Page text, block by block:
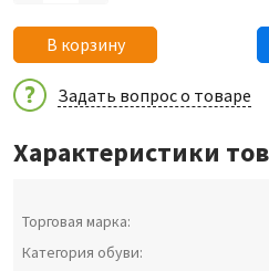
В корзину
Задать вопрос о товаре
Характеристики
Торговая марка:
Категория обуви: